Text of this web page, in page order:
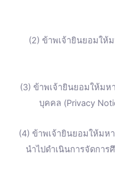
(2) ข้าพเจ้ายินยอมให้
(3) ข้าพเจ้ายินยอมให้มห
บุคคล (Privacy
(4) ข้าพเจ้ายินยอมให้มห
นำไปดำเนินการจัดกา